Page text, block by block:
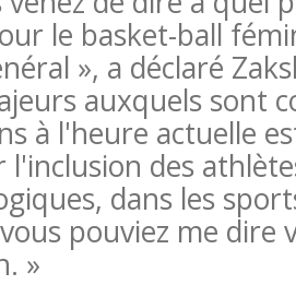
le basket-ball
», a déclaré
auxquels sont
à l'heure actuelle
l'inclusion des
dans les
pouviez me dire
»